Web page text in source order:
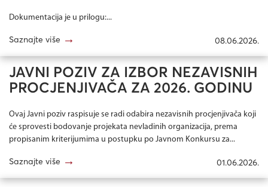
Dokumentacija je u prilogu:...
Saznajte više → 08.06.2026.
JAVNI POZIV ZA IZBOR NEZAVISNIH
PROCJENJIVAČA ZA 2026. GODINU
Ovaj Javni poziv raspisuje se radi odabira nezavisnih procjenjivača koji
će sprovesti bodovanje projekata nevladinih organizacija, prema
propisanim kriterijumima u postupku po Javnom Konkursu za...
Saznajte više → 01.06.2026.